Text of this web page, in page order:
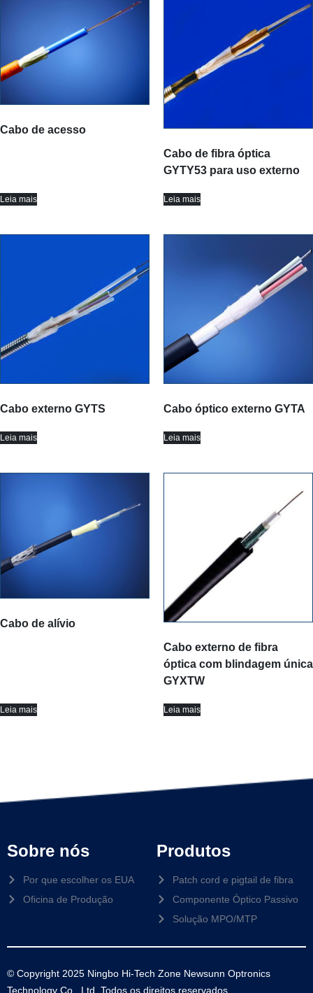
Cabo de acesso
Leia mais
Cabo de fibra óptica
GYTY53 para uso externo
Leia mais
Cabo externo GYTS
Leia mais
Cabo óptico externo GYTA
Leia mais
Cabo de alívio
Leia mais
Cabo externo de fibra
óptica com blindagem única
GYXTW
Leia mais
Sobre nós
Por que escolher os EUA
Oficina de Produção
Produtos
Patch cord e pigtail de fibra
Componente Óptico Passivo
Solução MPO/MTP
© Copyright 2025 Ningbo Hi-Tech Zone Newsunn Optronics
Technology Co., Ltd. Todos os direitos reservados.